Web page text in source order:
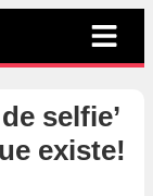
selfie’
existe!